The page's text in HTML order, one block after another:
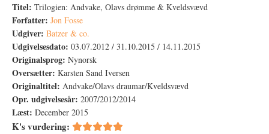
Titel: Trilogien: Andvake, Olavs drømme & Kveldsvævd
Forfatter: Jon Fosse
Udgiver: Batzer & co.
Udgivelsesdato: 03.07.2012 / 31.10.2015 / 14.11.2015
Originalsprog: Nynorsk
Oversætter: Karsten Sand Iversen
Originaltitel: Andvake/Olavs draumar/Kveldsvævd
Opr. udgivelsesår: 2007/2012/2014
Læst: December 2015
K's vurdering: